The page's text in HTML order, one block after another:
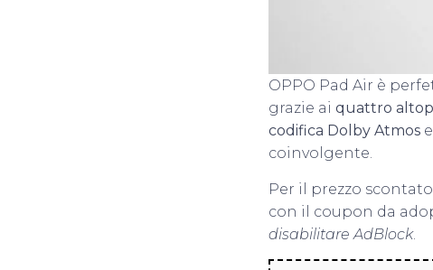
OPPO Pad Air è
grazie ai quattro
codifica Dolby Atmos e
coinvolgente.
Per il prezzo
con il coupon da
disabilitare AdBlock.